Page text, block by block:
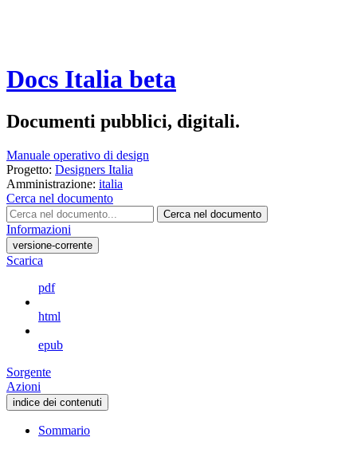
Docs Italia beta
Documenti pubblici, digitali.
Manuale operativo di design
Progetto: Designers Italia
Amministrazione: italia
Cerca nel documento
Cerca nel documento
Informazioni
versione-corrente
Scarica
pdf
html
epub
Sorgente
Azioni
indice dei contenuti
Sommario